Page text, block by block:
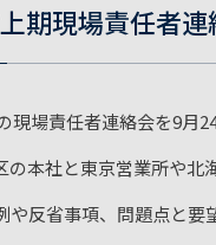
期現場責任者
現場責任者連絡会を9月
の本社と東京営業所や
や反省事項、問題点と